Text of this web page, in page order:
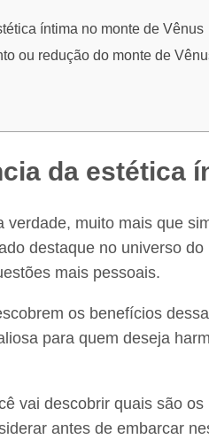
íntima no monte de Vênus
ou redução do monte de
da estética
verdade, muito mais que
destaque no universo
mais pessoais.
os benefícios
para quem deseja
vai descobrir quais são
antes de embarcar